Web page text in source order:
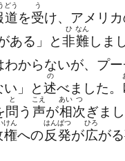
道
どう
を受
う
け、アメリ
ある」と非
ひ
難
なん
しま
わからないが、プー
」と述
の
べました。
問
と
う 声
こえ
が相
あい
次
つ
ぎま
権
けん
への反
はん
発
ぱつ
が広
ひろ
がる